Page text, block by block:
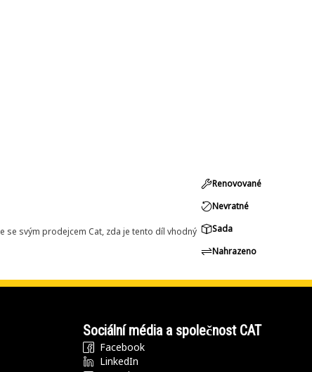
se svým prodejcem Cat, zda je tento díl vhodný
Renovované
Nevratné
Sada
Nahrazeno
Sociální média a společnost CAT
Facebook
LinkedIn